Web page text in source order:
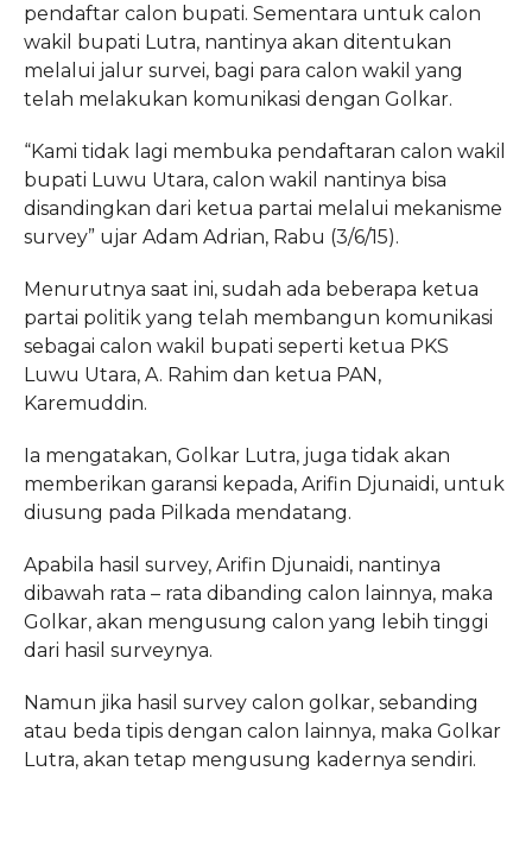
pendaftar calon bupati. Sementara untuk calon
wakil bupati Lutra, nantinya akan ditentukan
melalui jalur survei, bagi para calon wakil yang
telah melakukan komunikasi dengan Golkar.
“Kami tidak lagi membuka pendaftaran calon wakil
bupati Luwu Utara, calon wakil nantinya bisa
disandingkan dari ketua partai melalui mekanisme
survey” ujar Adam Adrian, Rabu (3/6/15).
Menurutnya saat ini, sudah ada beberapa ketua
partai politik yang telah membangun komunikasi
sebagai calon wakil bupati seperti ketua PKS
Luwu Utara, A. Rahim dan ketua PAN,
Karemuddin.
Ia mengatakan, Golkar Lutra, juga tidak akan
memberikan garansi kepada, Arifin Djunaidi, untuk
diusung pada Pilkada mendatang.
Apabila hasil survey, Arifin Djunaidi, nantinya
dibawah rata – rata dibanding calon lainnya, maka
Golkar, akan mengusung calon yang lebih tinggi
dari hasil surveynya.
Namun jika hasil survey calon golkar, sebanding
atau beda tipis dengan calon lainnya, maka Golkar
Lutra, akan tetap mengusung kadernya sendiri.